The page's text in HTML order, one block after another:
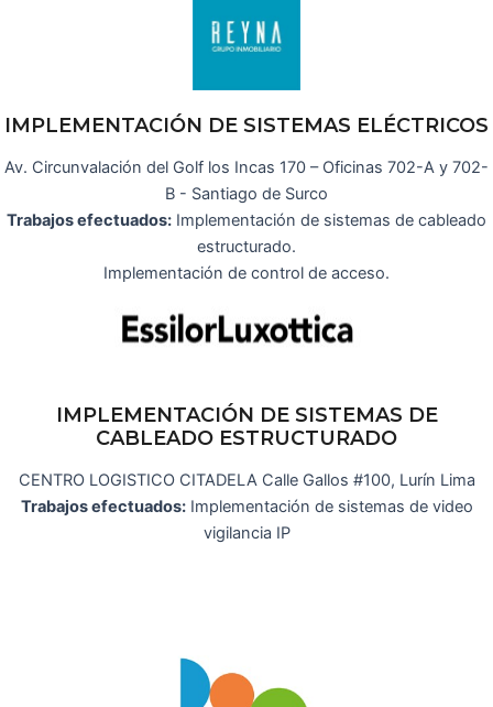
IMPLEMENTACIÓN DE SISTEMAS ELÉCTRICOS
Av. Circunvalación del Golf los Incas 170 – Oficinas 702-A y 702-
B - Santiago de Surco
Trabajos efectuados: Implementación de sistemas de cableado
estructurado.
Implementación de control de acceso.
IMPLEMENTACIÓN DE SISTEMAS DE
CABLEADO ESTRUCTURADO
CENTRO LOGISTICO CITADELA Calle Gallos #100, Lurín Lima
Trabajos efectuados:Implementación de sistemas de video
vigilancia IP